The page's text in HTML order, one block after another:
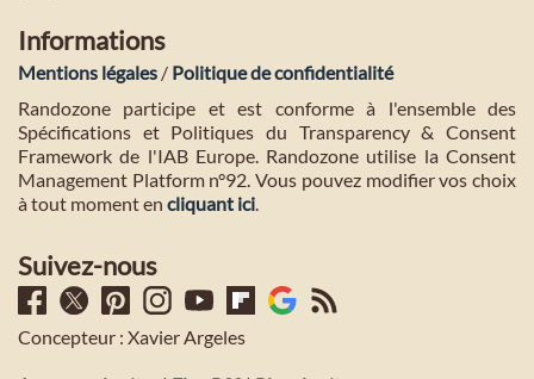
Informations
Mentions légales / Politique de confidentialité
Randozone participe et est conforme à l'ensemble des
Spécifications et Politiques du Transparency & Consent
Framework de l'IAB Europe. Randozone utilise la Consent
Management Platform n°92. Vous pouvez modifier vos choix
à tout moment en cliquant ici.
Suivez-nous
Concepteur : Xavier Argeles